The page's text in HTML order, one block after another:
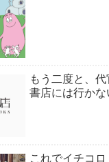
もう二度と、
書店には行かな
これでイチコ